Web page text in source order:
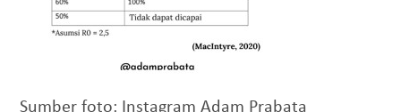
Sumber foto: Instagram Adam Prabata